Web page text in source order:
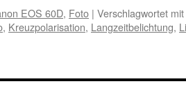
EOS 60D, Foto | Verschlagwortet mit
, Kreuzpolarisation, Langzeitbelichtung,